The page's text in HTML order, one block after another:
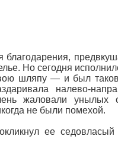
Но сегодня
шляпу — и был
налево-
жаловали
не были помехой.
ее седовласый